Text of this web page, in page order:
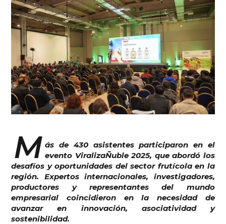
M ás de 430 asistentes participaron en el
evento ViralizaÑuble 2025, que abordó los
desafíos y oportunidades del sector frutícola en la
región. Expertos internacionales, investigadores,
productores y representantes del mundo
empresarial coincidieron en la necesidad de
avanzar en innovación, asociatividad y
sostenibilidad.